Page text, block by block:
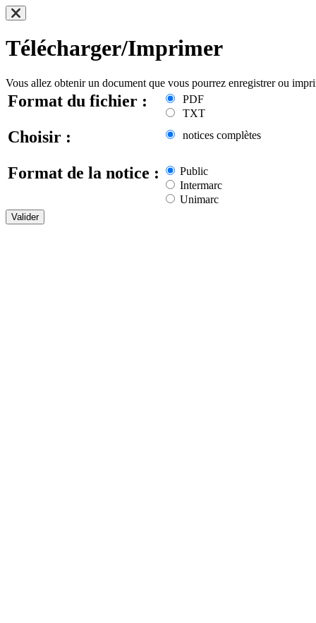
Télécharger/Imprimer
Vous allez obtenir un document que vous pourrez enregistrer ou
Format du fichier :
PDF
TXT
Choisir : notices complètes
Format de la notice :
Public
Intermarc
Unimarc